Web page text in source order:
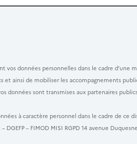
données personnelles dans le cadre
et ainsi de mobiliser les accompagnements
données sont transmises aux partenaires
à caractère personnel dans le cadre de ce
– FIMOD MISI RGPD 14 avenue